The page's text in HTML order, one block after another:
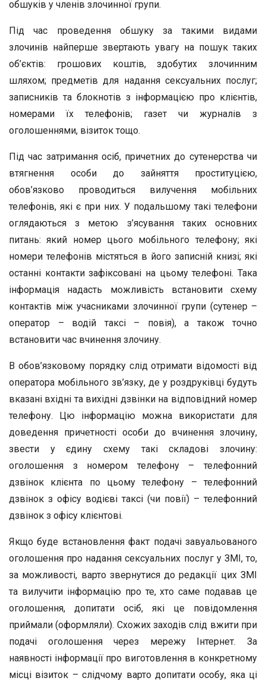
обшуків у членів злочинної групи.
Під час проведення обшуку за такими видами
злочинів найперше звертають увагу на пошук таких
об’єктів: грошових коштів, здобутих злочинним
шляхом; предметів для надання сексуальних послуг;
записників та блокнотів з інформацією про клієнтів,
номерами їх телефонів; газет чи журналів з
оголошеннями, візиток тощо.
Під час затримання осіб, причетних до сутенерства чи
втягнення особи до зайняття проституцією,
обов’язково проводиться вилучення мобільних
телефонів, які є при них. У подальшому такі телефони
оглядаються з метою з’ясування таких основних
питань: який номер цього мобільного телефону; які
номери телефонів містяться в його записній книзі; які
останні контакти зафіксовані на цьому телефоні. Така
інформація надасть можливість встановити схему
контактів між учасниками злочинної групи (сутенер –
оператор – водій таксі – повія), а також точно
встановити час вчинення злочину.
В обов’язковому порядку слід отримати відомості від
оператора мобільного зв’язку, де у роздруківці будуть
вказані вхідні та вихідні дзвінки на відповідний номер
телефону. Цю інформацію можна використати для
доведення причетності особи до вчинення злочину,
звести у єдину схему такі складові злочину:
оголошення з номером телефону – телефонний
дзвінок клієнта по цьому телефону – телефонний
дзвінок з офісу водієві таксі (чи повії) – телефонний
дзвінок з офісу клієнтові.
Якщо буде встановлення факт подачі завуальованого
оголошення про надання сексуальних послуг у ЗМІ, то,
за можливості, варто звернутися до редакції цих ЗМІ
та вилучити інформацію про те, хто саме подавав це
оголошення, допитати осіб, які це повідомлення
приймали (оформляли). Схожих заходів слід вжити при
подачі оголошення через мережу Інтернет. За
наявності інформації про виготовлення в конкретному
місці візиток – слідчому варто допитати особу, яка ці